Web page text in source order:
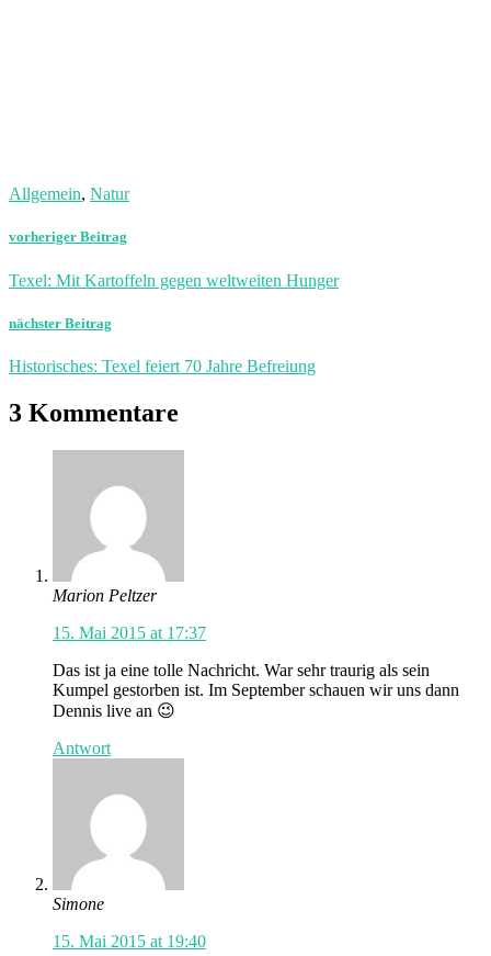
Allgemein, Natur
vorheriger Beitrag
Texel: Mit Kartoffeln gegen weltweiten Hunger
nächster Beitrag
Historisches: Texel feiert 70 Jahre Befreiung
3 Kommentare
Marion Peltzer
15. Mai 2015 at 17:37
Das ist ja eine tolle Nachricht. War sehr traurig als sein
Kumpel gestorben ist. Im September schauen wir uns dann
Dennis live an 😉
Antwort
Simone
15. Mai 2015 at 19:40